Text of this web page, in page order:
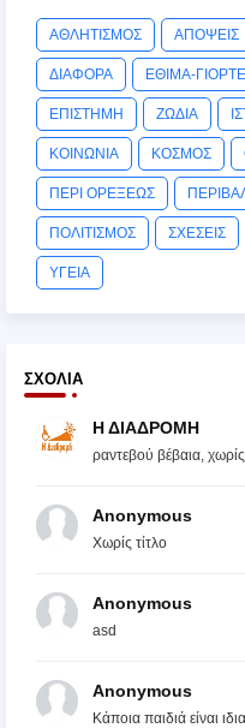
ΑΘΛΗΤΙΣΜΟΣ ΑΠΟΨΕΙΣ
ΔΙΑΦΟΡΑ ΕΘΙΜΑ-
ΕΠΙΣΤΗΜΗ ΖΩΔΙΑ
ΚΟΙΝΩΝΙΑ ΚΟΣΜΟΣ
ΠΕΡΙ ΟΡΕΞΕΩΣ
ΠΟΛΙΤΙΣΜΟΣ ΣΧΕΣΕΙΣ
ΥΓΕΙΑ
ΣΧΌΛΙΑ
Η ΔΙΑΔΡΟΜΗ
ραντεβού βέβαια,
Anonymous
Χωρίς τίτλο
Anonymous
asd
Anonymous
Κάποια παιδιά είναι